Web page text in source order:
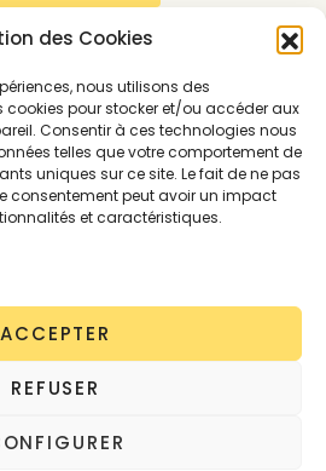
des Cookies
nous utilisons des
cookies pour stocker et/ou accéder aux
Consentir à ces technologies nous
telles que votre comportement de
uniques sur ce site. Le fait de ne pas
consentement peut avoir un impact
et caractéristiques.
ACCEPTER
REFUSER
nous
générales
légales
des cookies